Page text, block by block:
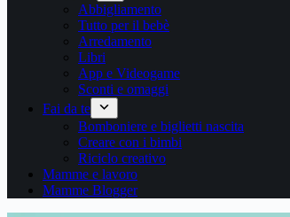
Abbigliamento
Tutto per il bebè
Arredamento
Libri
App e Videogame
Sconti e omaggi
Fai da te
Bomboniere e biglietti nascita
Creare con i bimbi
Riciclo creativo
Mamme e lavoro
Mamme Blogger